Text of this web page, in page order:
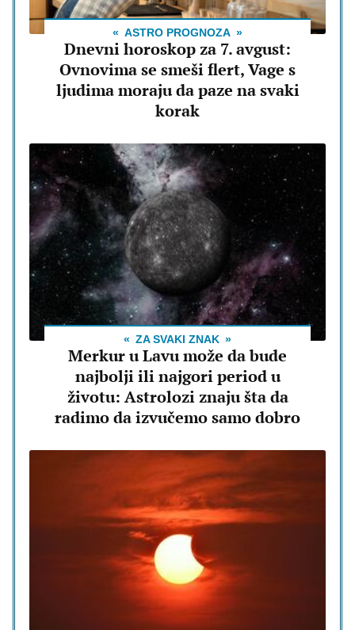
ASTRO PROGNOZA
Dnevni horoskop za 7. avgust:
Ovnovima se smeši flert, Vage s
ljudima moraju da paze na svaki
korak
ZA SVAKI ZNAK
Merkur u Lavu može da bude
najbolji ili najgori period u
životu: Astrolozi znaju šta da
radimo da izvučemo samo dobro